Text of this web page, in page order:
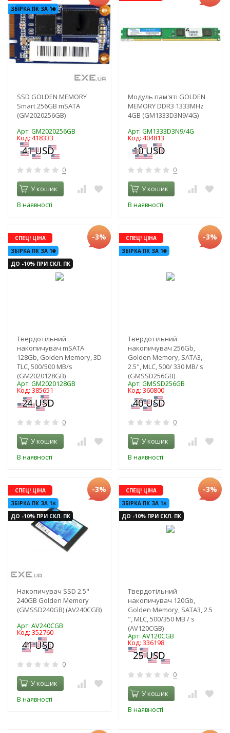
ЗБІРКА ПК ЗА 1₴
SSD GOLDEN MEMORY
Smart 256GB mSATA
(GM2020256GB)
Арт: GM2020256GB
Код: 418333
0
У кошик
В наявності
Модуль пам'яті GOLDEN
MEMORY DDR3 1333MHz
4GB (GM1333D3N9/4G)
Арт: GM1333D3N9/4G
Код: 404813
0
У кошик
В наявності
СПЕЦ! ЦІНА
ЗБІРКА ПК ЗА 1₴
ДО -10% ПРИ СКЛ. ПК
-3%
Твердотільний
накопичувач mSATA
128Gb, Golden Memory, 3D
TLC, 500/500 MB/s
(GM2020128GB)
Арт: GM2020128GB
Код: 385651
0
У кошик
В наявності
СПЕЦ! ЦІНА
ЗБІРКА ПК ЗА 1₴
-3%
Твердотільний
накопичувач 256Gb,
Golden Memory, SATA3,
2.5", MLC, 500/ 330 MB/ s
(GMSSD256GB)
Арт: GMSSD256GB
Код: 360800
0
У кошик
В наявності
СПЕЦ! ЦІНА
ЗБІРКА ПК ЗА 1₴
ДО -10% ПРИ СКЛ. ПК
-3%
Накопичувач SSD 2.5"
240GB Golden Memory
(GMSSD240GB) (AV240CGB)
Арт: AV240CGB
Код: 352760
0
У кошик
В наявності
СПЕЦ! ЦІНА
ЗБІРКА ПК ЗА 1₴
ДО -10% ПРИ СКЛ. ПК
-3%
Твердотільний
накопичувач 120Gb,
Golden Memory, SATA3, 2.5
", MLC, 500/350 MB / s
(AV120CGB)
Арт: AV120CGB
Код: 336198
0
У кошик
В наявності